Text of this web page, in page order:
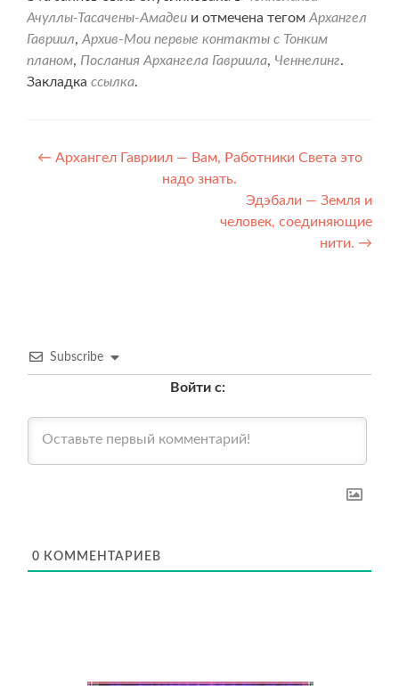
Ачуллы-Тасачены-Амадеи и отмечена тегом Архангел
Гавриил, Архив-Мои первые контакты с Тонким
планом, Послания Архангела Гавриила, Ченнелинг.
Закладка ссылка.
Навигация
← Архангел Гавриил — Вам, Работники Света это
надо знать.
Эдэбали — Земля и
человек, соединяющие
нити. →
Subscribe
Войти с:
0 КОММЕНТАРИЕВ